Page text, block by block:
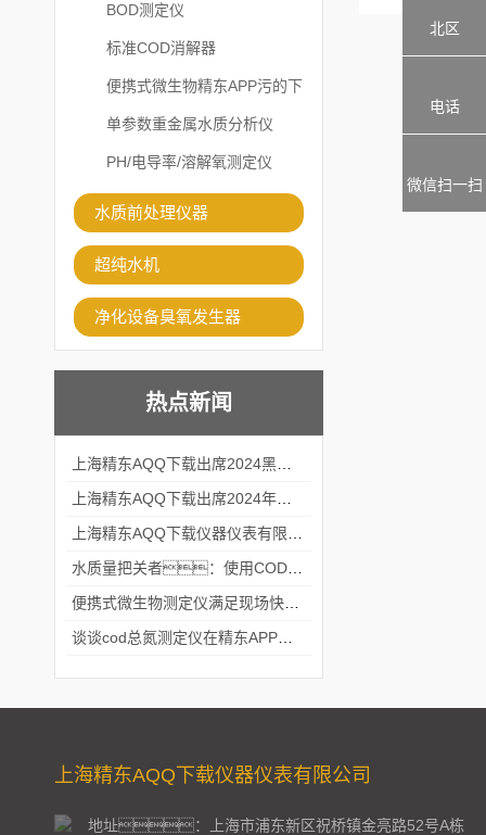
BOD测定仪
标准COD消解器
便携式微生物精东APP污的下
载安装
单参数重金属水质分析仪
PH/电导率/溶解氧测定仪
水质前处理仪器
超纯水机
净化设备臭氧发生器
热点新闻
上海精东AQQ下载仪器仪表有限公司
地址：上海市浦东新区祝桥镇金亮路52号A栋
北区
电话
微信扫一扫